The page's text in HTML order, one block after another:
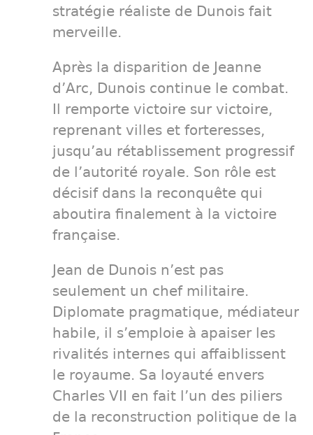
stratégie réaliste de Dunois fait
merveille.
Après la disparition de Jeanne
d’Arc, Dunois continue le combat.
Il remporte victoire sur victoire,
reprenant villes et forteresses,
jusqu’au rétablissement progressif
de l’autorité royale. Son rôle est
décisif dans la reconquête qui
aboutira finalement à la victoire
française.
Jean de Dunois n’est pas
seulement un chef militaire.
Diplomate pragmatique, médiateur
habile, il s’emploie à apaiser les
rivalités internes qui affaiblissent
le royaume. Sa loyauté envers
Charles VII en fait l’un des piliers
de la reconstruction politique de la